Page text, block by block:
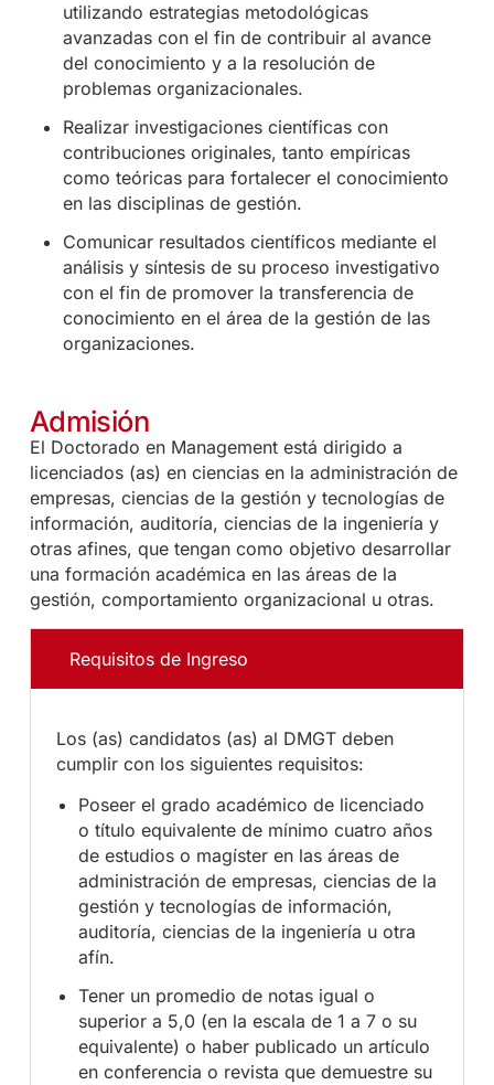
utilizando estrategias metodológicas
avanzadas con el fin de contribuir al avance
del conocimiento y a la resolución de
problemas organizacionales.
Realizar investigaciones científicas con
contribuciones originales, tanto empíricas
como teóricas para fortalecer el conocimiento
en las disciplinas de gestión.
Comunicar resultados científicos mediante el
análisis y síntesis de su proceso investigativo
con el fin de promover la transferencia de
conocimiento en el área de la gestión de las
organizaciones.
Admisión
El Doctorado en Management está dirigido a
licenciados (as) en ciencias en la administración de
empresas, ciencias de la gestión y tecnologías de
información, auditoría, ciencias de la ingeniería y
otras afines, que tengan como objetivo desarrollar
una formación académica en las áreas de la
gestión, comportamiento organizacional u otras.
Requisitos de Ingreso
Los (as) candidatos (as) al DMGT deben
cumplir con los siguientes requisitos:
Poseer el grado académico de licenciado
o título equivalente de mínimo cuatro años
de estudios o magíster en las áreas de
administración de empresas, ciencias de la
gestión y tecnologías de información,
auditoría, ciencias de la ingeniería u otra
afín.
Tener un promedio de notas igual o
superior a 5,0 (en la escala de 1 a 7 o su
equivalente) o haber publicado un artículo
en conferencia o revista que demuestre su